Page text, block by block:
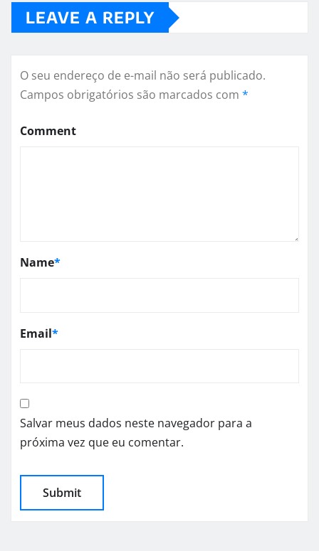
LEAVE A REPLY
O seu endereço de e-mail não será publicado.
Campos obrigatórios são marcados com *
Comment
Name*
Email*
Salvar meus dados neste navegador para a
próxima vez que eu comentar.